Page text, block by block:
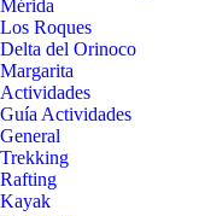
Mérida
Los Roques
Delta del Orinoco
Margarita
Actividades
Guía Actividades
General
Trekking
Rafting
Kayak